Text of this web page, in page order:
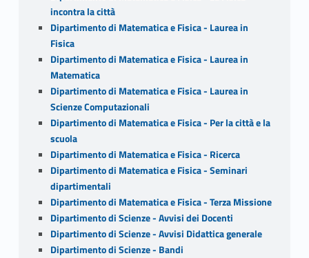
incontra la città
Dipartimento di Matematica e Fisica - Laurea in
Fisica
Dipartimento di Matematica e Fisica - Laurea in
Matematica
Dipartimento di Matematica e Fisica - Laurea in
Scienze Computazionali
Dipartimento di Matematica e Fisica - Per la città e la
scuola
Dipartimento di Matematica e Fisica - Ricerca
Dipartimento di Matematica e Fisica - Seminari
dipartimentali
Dipartimento di Matematica e Fisica - Terza Missione
Dipartimento di Scienze - Avvisi dei Docenti
Dipartimento di Scienze - Avvisi Didattica generale
Dipartimento di Scienze - Bandi